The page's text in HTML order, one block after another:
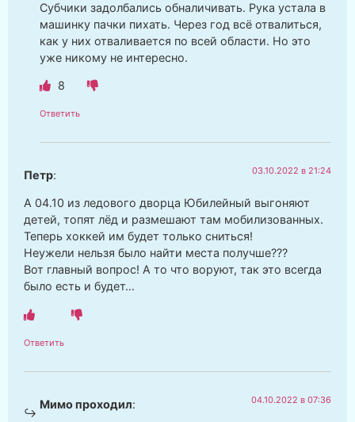
Субчики задолбались обналичивать. Рука устала в
машинку пачки пихать. Через год всё отвалиться,
как у них отваливается по всей области. Но это
уже никому не интересно.
8
Ответить
Петр: 03.10.2022 в 21:24
А 04.10 из ледового дворца Юбилейный выгоняют
детей, топят лёд и размешают там мобилизованных.
Теперь хоккей им будет только сниться!
Неужели нельзя было найти места получше???
Вот главный вопрос! А то что воруют, так это всегда
было есть и будет…
Ответить
Мимо проходил: 04.10.2022 в 07:36